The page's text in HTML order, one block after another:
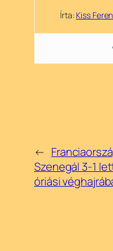
Írta: Kiss
←
Szenegál 3-1
óriási